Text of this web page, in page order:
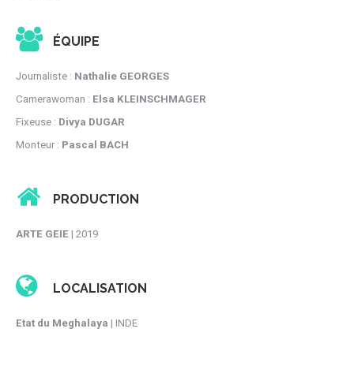
ÉQUIPE
Journaliste : Nathalie GEORGES
Camerawoman : Elsa KLEINSCHMAGER
Fixeuse : Divya DUGAR
Monteur : Pascal BACH
PRODUCTION
ARTE GEIE | 2019
LOCALISATION
Etat du Meghalaya | INDE